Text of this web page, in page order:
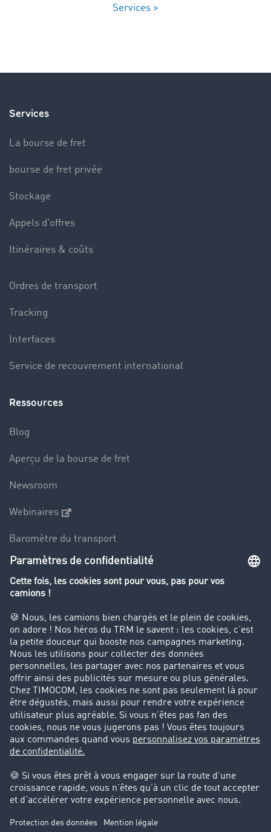
Services >
Services
La bourse de fret
bourse de fret privée
Stockage
Appels d’offres
Itinéraires & coûts
Ordres de transport
Tracking
Interfaces
Service de recouvrement international
Ressources
Blog
Aperçu de la bourse de fret
Newsroom
Webinaires
Baromètre du transport
Le dictionnaire du transport
Interdiction de circulation des poids lourds
Entreprise
Parrainage clients
Success Stories
Cadre légal
Mentions légales
Protection des données
Cookie-Einstellungen